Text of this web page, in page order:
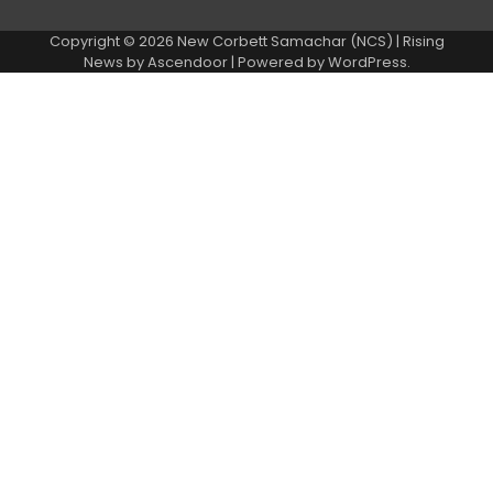
Copyright © 2026 New Corbett Samachar (NCS) | Rising
News byAscendoor| Powered byWordPress.